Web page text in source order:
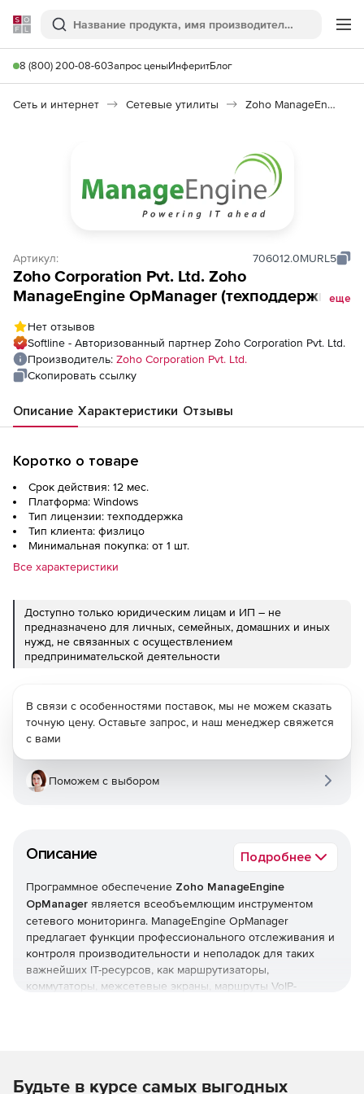
Softline
Поиск
8 (800) 200-08-60Запрос ценыИнферитБлог
Сеть и интернет Сетевые утилиты Zoho ManageEngine OpManager
Артикул: 706012.0MURL5
Zoho Corporation Pvt. Ltd. Zoho
ManageEngine OpManager (техподдержка
Monitoring Add-on Annual), fee for 100 URLs
еще
Нет отзывов
Softline - Авторизованный партнер Zoho Corporation Pvt. Ltd.
Производитель: Zoho Corporation Pvt. Ltd.
Скопировать ссылку
Описание Характеристики Отзывы
Коротко о товаре
Срок действия: 12 мес.
Платформа: Windows
Тип лицензии: техподдержка
Тип клиента: физлицо
Минимальная покупка: от 1 шт.
Все характеристики
Доступно только юридическим лицам и ИП – не
предназначено для личных, семейных, домашних и иных
нужд, не связанных с осуществлением
предпринимательской деятельности
Описание Подробнее
Программное обеспечение Zoho ManageEngine
OpManager является всеобъемлющим инструментом
сетевого мониторинга. ManageEngine OpManager
предлагает функции профессионального отслеживания и
контроля производительности и неполадок для таких
важнейших IT-ресурсов, как маршрутизаторы,
коммутаторы, межсетевые экраны, маршруты VoIP-
организационные политики мониторинга в оперативном
В связи с особенностями поставок, мы не можем сказать
точную цену. Оставьте запрос, и наш менеджер свяжется
с вами
Поможем с выбором
Будьте в курсе самых выгодных